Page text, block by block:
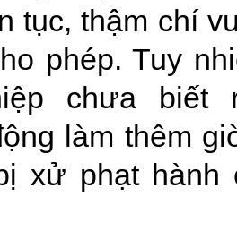
tục, thậm chí
phép. Tuy
chưa biết
làm thêm
xử phạt hành